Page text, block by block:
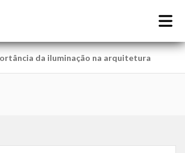
da iluminação na arquitetura